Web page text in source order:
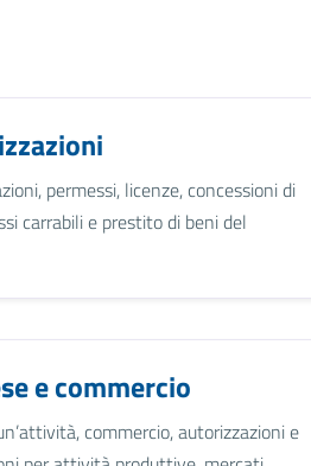
permessi, licenze, concessioni di
carrabili e prestito di beni del
e commercio
commercio, autorizzazioni e